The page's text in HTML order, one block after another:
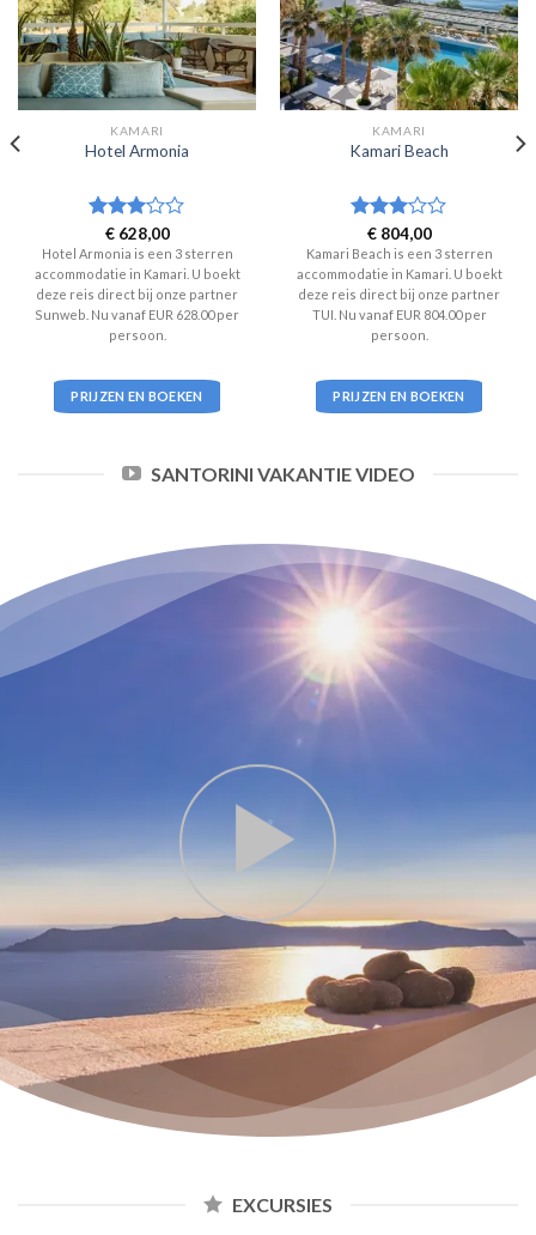
KAMARI
Hotel Armonia
Waardering
3uit 5
€628,00
Hotel Armonia is een 3 sterren
accommodatie in Kamari. U boekt
deze reis direct bij onze partner
Sunweb. Nu vanaf EUR 628.00 per
persoon.
PRIJZEN EN BOEKEN
KAMARI
Kamari Beach
Waardering
3uit 5
€804,00
Kamari Beach is een 3 sterren
accommodatie in Kamari. U boekt
deze reis direct bij onze partner
TUI. Nu vanaf EUR 804.00 per
persoon.
PRIJZEN EN BOEKEN
SANTORINI VAKANTIE VIDEO
EXCURSIES